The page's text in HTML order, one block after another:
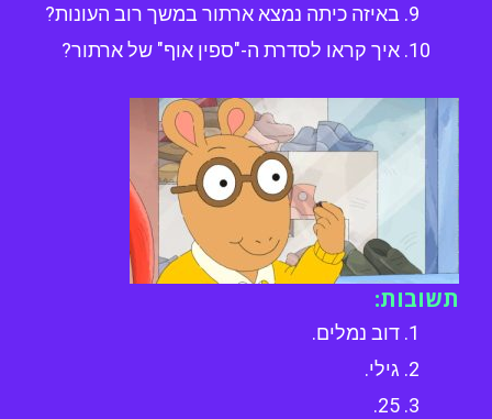
באיזה כיתה נמצא ארתור במשך רוב העונות?
איך קראו לסדרת ה-"ספין אוף" של ארתור?
תשובות:
דוב נמלים.
גילי.
25.